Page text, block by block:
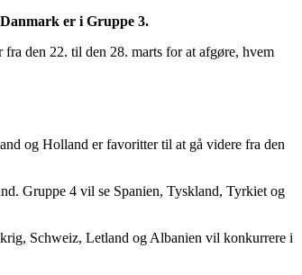
er i Gruppe 3.
den 22. til den 28. marts for at afgøre, hvem
og Holland er favoritter til at gå videre fra den
Gruppe 4 vil se Spanien, Tyskland, Tyrkiet og
Schweiz, Letland og Albanien vil konkurrere i